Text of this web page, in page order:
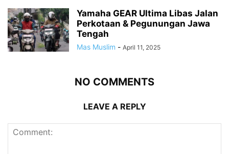
Yamaha GEAR Ultima Libas Jalan
Perkotaan & Pegunungan Jawa
Tengah
Mas Muslim - April 11, 2025
NO COMMENTS
LEAVE A REPLY